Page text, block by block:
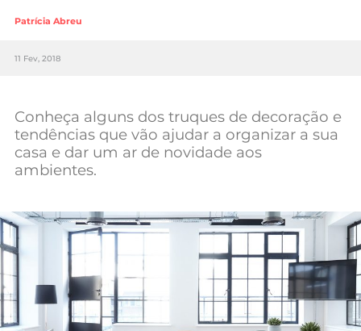
Lifestyle
Sociedade
Negócios
Mundial 2026
Patrícia Abreu
11 Fev, 2018
Conheça alguns dos truques de decoração e
tendências que vão ajudar a organizar a sua
casa e dar um ar de novidade aos
ambientes.